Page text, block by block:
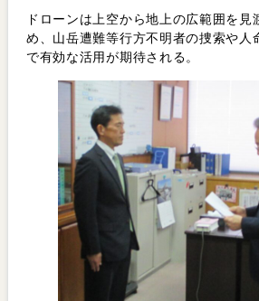
ドローンは上空から地上の広範囲を見
め、山岳遭難等行方不明者の捜索や人
で有効な活用が期待される。